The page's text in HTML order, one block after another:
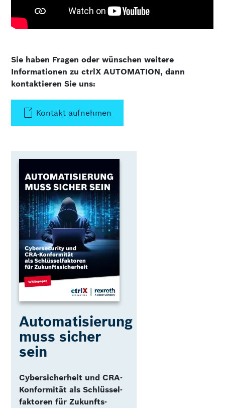
Sie haben Fragen oder wünschen weitere
Informationen zu ctrlX AUTOMATION, dann
kontaktieren Sie uns:
Kontakt aufnehmen
Automatisierung
muss sicher
sein
Cyber­sicher­heit und CRA-
Konformität als Schlüssel­
faktoren für Zukunfts­